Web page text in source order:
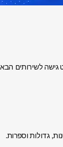
לשירותים
גדולות וספרות.